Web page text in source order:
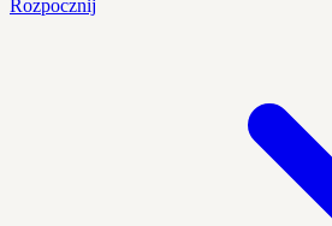
Rozpocznij